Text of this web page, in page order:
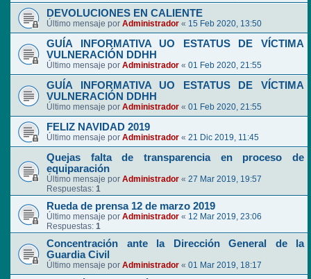
DEVOLUCIONES EN CALIENTE
Último mensaje por Administrador « 15 Feb 2020, 13:50
GUÍA INFORMATIVA UO ESTATUS DE VÍCTIMA
VULNERACIÓN DDHH
Último mensaje por Administrador « 01 Feb 2020, 21:55
GUÍA INFORMATIVA UO ESTATUS DE VÍCTIMA
VULNERACIÓN DDHH
Último mensaje por Administrador « 01 Feb 2020, 21:55
FELIZ NAVIDAD 2019
Último mensaje por Administrador « 21 Dic 2019, 11:45
Quejas falta de transparencia en proceso de
equiparación
Último mensaje por Administrador « 27 Mar 2019, 19:57
Respuestas: 1
Rueda de prensa 12 de marzo 2019
Último mensaje por Administrador « 12 Mar 2019, 23:06
Respuestas: 1
Concentración ante la Dirección General de la
Guardia Civil
Último mensaje por Administrador « 01 Mar 2019, 18:17